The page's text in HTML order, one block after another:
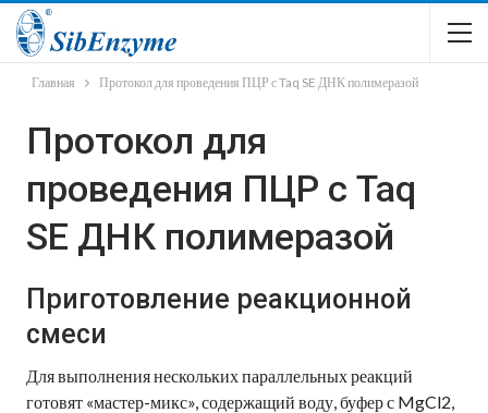
Главная Протокол для проведения ПЦР с Taq SE ДНК полимеразой
Протокол для
проведения ПЦР с Taq
SE ДНК полимеразой
Приготовление реакционной
смеси
Для выполнения нескольких параллельных реакций
готовят «мастер-микс», содержащий воду, буфер с MgCl2,